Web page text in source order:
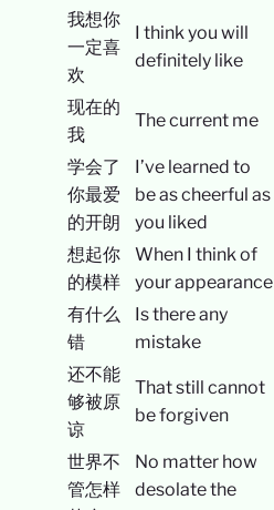
我想你
一定喜
欢
I think you will
definitely like
现在的
我
The current me
学会了
你最爱
的开朗
I’ve learned to
be as cheerful as
you liked
想起你
的模样
When I think of
your appearance
有什么
错
Is there any
mistake
还不能
够被原
谅
That still cannot
be forgiven
世界不
管怎样
No matter how
desolate the